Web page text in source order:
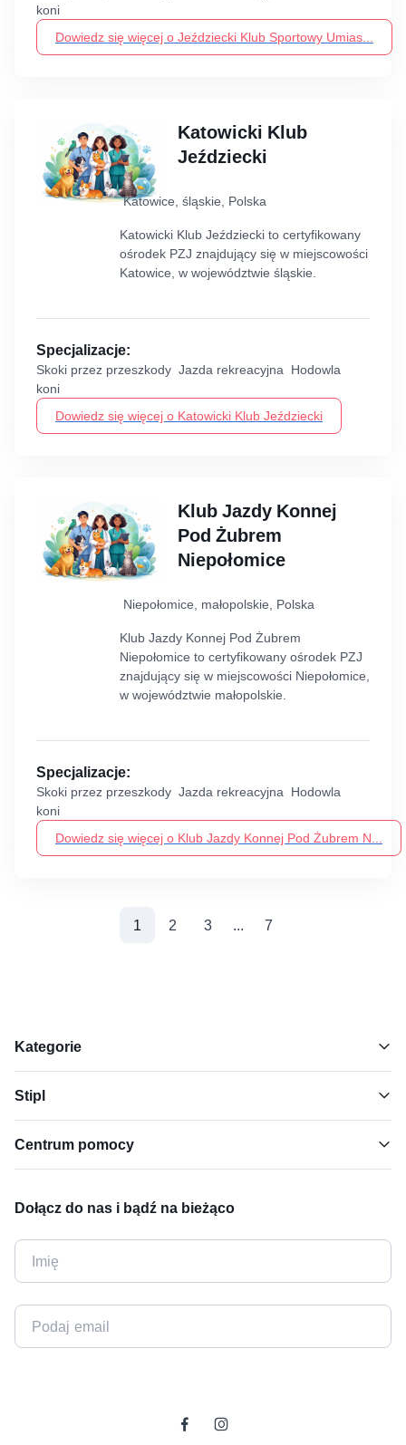
koni
Dowiedz się więcej o Jeździecki Klub Sportowy Umias...
Katowicki Klub
Jeździecki
Katowice, śląskie, Polska
Katowicki Klub Jeździecki to certyfikowany
ośrodek PZJ znajdujący się w miejscowości
Katowice, w województwie śląskie.
Specjalizacje:
Skoki przez przeszkody Jazda rekreacyjna Hodowla
koni
Dowiedz się więcej o Katowicki Klub Jeździecki
Klub Jazdy Konnej
Pod Żubrem
Niepołomice
Niepołomice, małopolskie, Polska
Klub Jazdy Konnej Pod Żubrem
Niepołomice to certyfikowany ośrodek PZJ
znajdujący się w miejscowości Niepołomice,
w województwie małopolskie.
Specjalizacje:
Skoki przez przeszkody Jazda rekreacyjna Hodowla
koni
Dowiedz się więcej o Klub Jazdy Konnej Pod Żubrem N...
1 (aktualne)
2 3 ... 7
Kategorie
Stipl
Centrum pomocy
Dołącz do nas i bądź na bieżąco